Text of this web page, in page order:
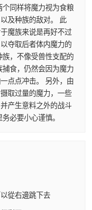
同样将魔力视为食粮
及种族的敌对。 此
魔族来说是再好不过
夺取后者体内魔力的
，不像受兽性支配的
食，仍然会因为魔力
点点冲击。 另外，由
取过量的魔力，一些
产生意料之外的战斗
必要小心谨慎。
從右邊跳下去